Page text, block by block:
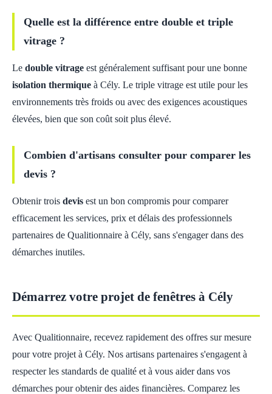
Quelle est la différence entre double et triple
vitrage ?
Le double vitrage est généralement suffisant pour une bonne
isolation thermique à Cély. Le triple vitrage est utile pour les
environnements très froids ou avec des exigences acoustiques
élevées, bien que son coût soit plus élevé.
Combien d'artisans consulter pour comparer les
devis ?
Obtenir trois devis est un bon compromis pour comparer
efficacement les services, prix et délais des professionnels
partenaires de Qualitionnaire à Cély, sans s'engager dans des
démarches inutiles.
Démarrez votre projet de fenêtres à Cély
Avec Qualitionnaire, recevez rapidement des offres sur mesure
pour votre projet à Cély. Nos artisans partenaires s'engagent à
respecter les standards de qualité et à vous aider dans vos
démarches pour obtenir des aides financières. Comparez les